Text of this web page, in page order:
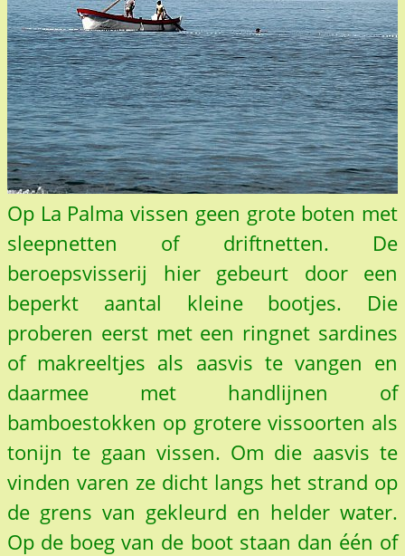
Op La Palma vissen geen grote boten met
sleepnetten of driftnetten. De
beroepsvisserij hier gebeurt door een
beperkt aantal kleine bootjes. Die
proberen eerst met een ringnet sardines
of makreeltjes als aasvis te vangen en
daarmee met handlijnen of
bamboestokken op grotere vissoorten als
tonijn te gaan vissen. Om die aasvis te
vinden varen ze dicht langs het strand op
de grens van gekleurd en helder water.
Op de boeg van de boot staan dan één of